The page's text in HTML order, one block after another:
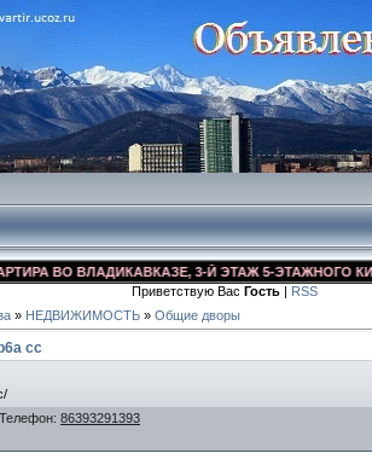
ВО ВЛАДИКАВКАЗЕ, 3-Й ЭТАЖ 5-ЭТАЖНОГО
Приветствую Вас Гость | RSS
» НЕДВИЖИМОСТЬ » Общие дворы
cc
Телефон: 86393291393